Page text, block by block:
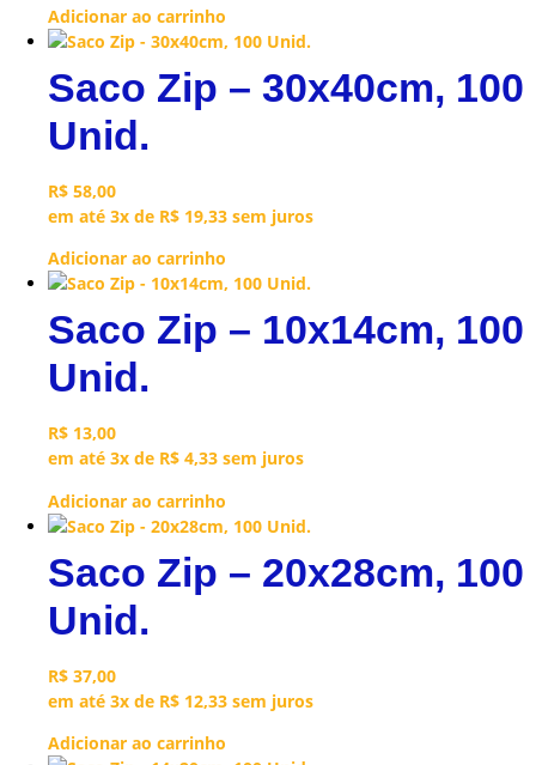
Adicionar ao carrinho
Saco Zip – 30x40cm, 100
Unid.
R$ 58,00
em até 3x de R$ 19,33 sem juros
Adicionar ao carrinho
Saco Zip – 10x14cm, 100
Unid.
R$ 13,00
em até 3x de R$ 4,33 sem juros
Adicionar ao carrinho
Saco Zip – 20x28cm, 100
Unid.
R$ 37,00
em até 3x de R$ 12,33 sem juros
Adicionar ao carrinho